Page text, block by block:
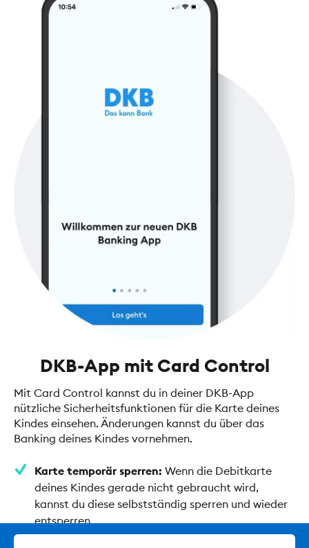
DKB-App mit Card Control
Mit Card Control kannst du in deiner DKB-App
nützliche Sicherheitsfunktionen für die Karte deines
Kindes einsehen. Änderungen kannst du über das
Banking deines Kindes vornehmen.
Karte temporär sperren: Wenn die Debitkarte
deines Kindes gerade nicht gebraucht wird,
kannst du diese selbstständig sperren und wieder
entsperren.